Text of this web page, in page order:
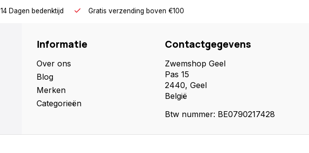
14 Dagen bedenktijd Gratis verzending boven €100
Informatie
Over ons
Blog
Merken
Categorieën
Contactgegevens
Zwemshop Geel
Pas 15
2440, Geel
België
Btw nummer: BE0790217428